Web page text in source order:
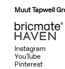
Muut Tapwell
Instagram
YouTube
Pinterest